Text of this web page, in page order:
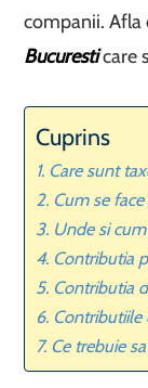
companii. Afla
Bucuresticare
Cuprins
Care sunt
Cum se
Unde si
Contributia
Contributia
Contributiile
Ce trebuie